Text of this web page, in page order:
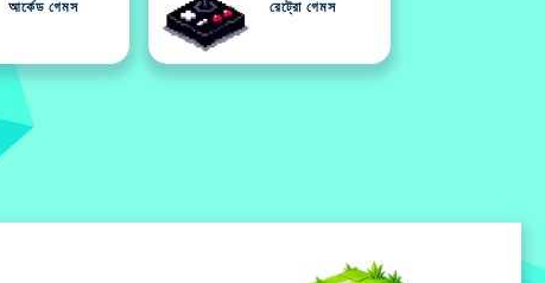
আর্কেড গেমস রেট্রো গেমস